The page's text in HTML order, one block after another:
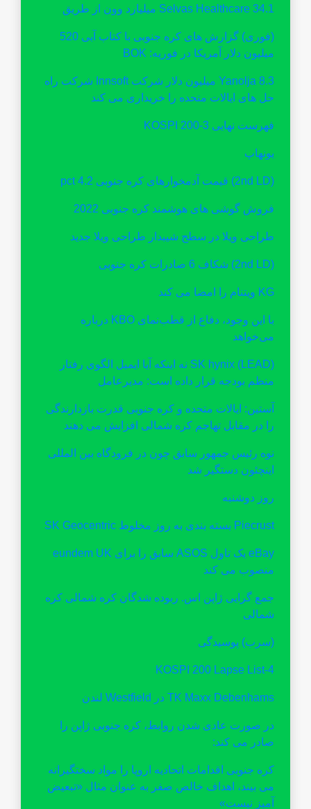
Selvas Healthcare 34.1 میلیارد وون از طریق
(فوری) گزارش های کره جنوبی با کتاب آبی 520
میلیون دلار آمریکا در فوریه: BOK
Yanolja 8.3 میلیون دلار شرکت Innsoft شرکت راه
حل های ایالات متحده را خریداری می کند
فهرست نهایی KOSPI 200-3
یونهاپ
(2nd LD) قیمت آدمخوارهای کره جنوبی 4.2 pct
فروش گوشی های هوشمند کره جنوبی 2022
طراحی ویلا در سطح شیبدار طراحی ویلا جدید
(2nd LD) شکاف 6 صادرات کره جنوبی
KG ویتنام را امضا می کند
با این وجود، دفاع از قطب‌نمای KBO درباره
می‌خواهد
(LEAD) SK hynix نه اینکه آیا ایمیل الگوی رفتار
منظم بودجه قرار داده است: مدیرعامل
آستین: ایالات متحده و کره جنوبی قدرت بازدارندگی
را در مقابل تهاجم کره شمالی افزایش می دهند
نوه رئیس جمهور سابق چون در فرودگاه بین المللی
اینچئون دستگیر شد
روز دوشنبه
Piecrust بسته بندی به روز مخلوط SK Geocentric
eBay یک تاول ASOS سابق را برای eundem UK
منصوب می کند
جمع گرایی ژاپن اس. ربوده شدگان کره شمالی کره
شمالی
(سرب) پوسیدگی
KOSPI 200 Lapse List-4
TK Maxx Debenhams در Westfield لندن
در صورت عادی شدن روابط، کره جنوبی ژاپن را
صادر می کند:
کره جنوبی اقدامات اتحادیه اروپا را مواد سختگیرانه
می بیند، اهداف خالص صفر به عنوان مثال «تبعیض
آمیز نیست»